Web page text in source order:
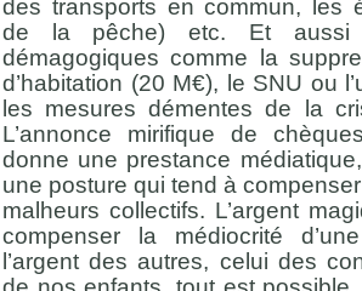
des transports en commun, les
de la pêche) etc. Et aussi
démagogiques comme la
d’habitation (20 M€), le SNU ou
les mesures démentes de la
L’annonce mirifique de
donne une prestance
une posture qui tend à
malheurs collectifs. L’argent
compenser la médiocrité
l’argent des autres, celui des